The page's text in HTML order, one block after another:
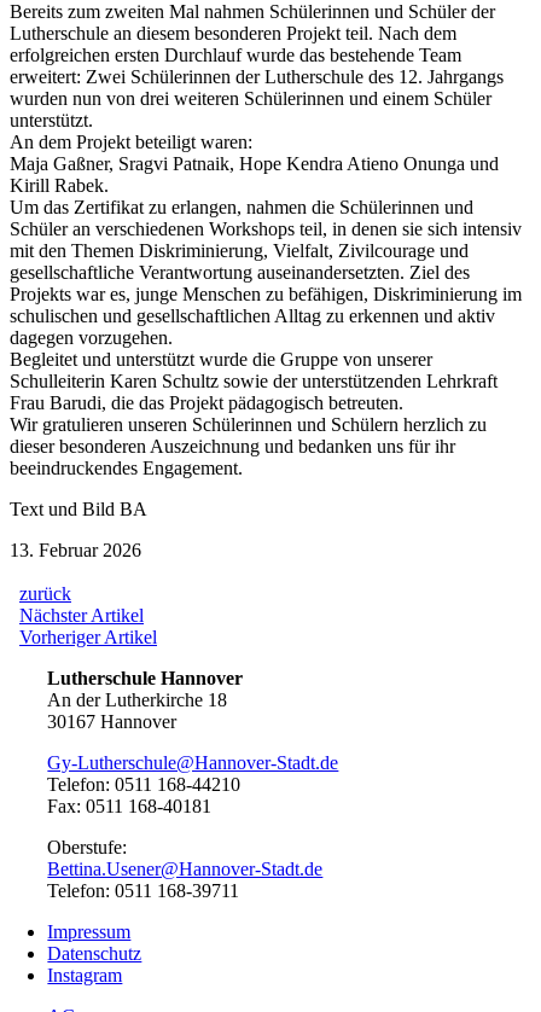
Bereits zum zweiten Mal nahmen Schülerinnen und Schüler der
Lutherschule an diesem besonderen Projekt teil. Nach dem
erfolgreichen ersten Durchlauf wurde das bestehende Team
erweitert: Zwei Schülerinnen der Lutherschule des 12. Jahrgangs
wurden nun von drei weiteren Schülerinnen und einem Schüler
unterstützt.
An dem Projekt beteiligt waren:
Maja Gaßner, Sragvi Patnaik, Hope Kendra Atieno Onunga und
Kirill Rabek.
Um das Zertifikat zu erlangen, nahmen die Schülerinnen und
Schüler an verschiedenen Workshops teil, in denen sie sich intensiv
mit den Themen Diskriminierung, Vielfalt, Zivilcourage und
gesellschaftliche Verantwortung auseinandersetzten. Ziel des
Projekts war es, junge Menschen zu befähigen, Diskriminierung im
schulischen und gesellschaftlichen Alltag zu erkennen und aktiv
dagegen vorzugehen.
Begleitet und unterstützt wurde die Gruppe von unserer
Schulleiterin Karen Schultz sowie der unterstützenden Lehrkraft
Frau Barudi, die das Projekt pädagogisch betreuten.
Wir gratulieren unseren Schülerinnen und Schülern herzlich zu
dieser besonderen Auszeichnung und bedanken uns für ihr
beeindruckendes Engagement.
Text und Bild BA
13. Februar 2026
zurück
Beitragsnavigation
Nächster Artikel
Artikel:
Vorheriger Artikel
Lutherschule Hannover
An der Lutherkirche 18
30167 Hannover
Gy-Lutherschule@Hannover-Stadt.de
Telefon: 0511 168-44210
Fax: 0511 168-40181
Oberstufe:
Bettina.Usener@Hannover-Stadt.de
Telefon: 0511 168-39711
Impressum
Datenschutz
Instagram